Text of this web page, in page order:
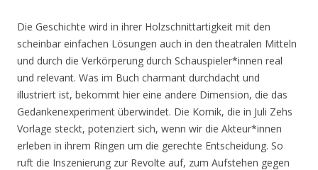
Die Geschichte wird in ihrer Holzschnittartigkeit mit den
scheinbar einfachen Lösungen auch in den theatralen Mitteln
und durch die Verkörperung durch Schauspieler*innen real
und relevant. Was im Buch charmant durchdacht und
illustriert ist, bekommt hier eine andere Dimension, die das
Gedankenexperiment überwindet. Die Komik, die in Juli Zehs
Vorlage steckt, potenziert sich, wenn wir die Akteur*innen
erleben in ihrem Ringen um die gerechte Entscheidung. So
ruft die Inszenierung zur Revolte auf, zum Aufstehen gegen